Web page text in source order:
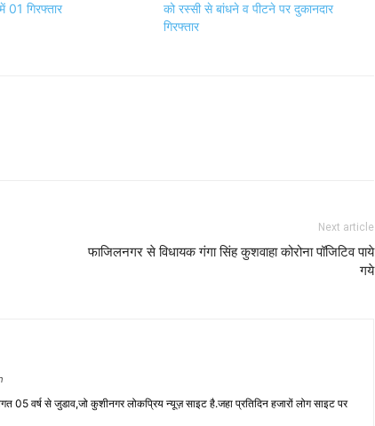
01 गिरफ्तार
को रस्सी से बांधने व पीटने पर दुकानदार
गिरफ्तार
Next article
फाजिलनगर से विधायक गंगा सिंह कुशवाहा कोरोना पॉजिटिव पाये
गये
05 वर्ष से जुडाव,जो कुशीनगर लोकप्रिय न्यूज़ साइट है.जहा प्रतिदिन हजारों लोग साइट पर